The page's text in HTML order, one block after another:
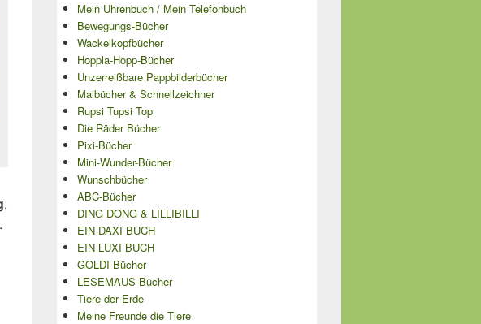
.
.
Mein Uhrenbuch / Mein Telefonbuch
Bewegungs-Bücher
Wackelkopfbücher
Hoppla-Hopp-Bücher
Unzerreißbare Pappbilderbücher
Malbücher & Schnellzeichner
Rupsi Tupsi Top
Die Räder Bücher
Pixi-Bücher
Mini-Wunder-Bücher
Wunschbücher
ABC-Bücher
DING DONG & LILLIBILLI
EIN DAXI BUCH
EIN LUXI BUCH
GOLDI-Bücher
LESEMAUS-Bücher
Tiere der Erde
Meine Freunde die Tiere